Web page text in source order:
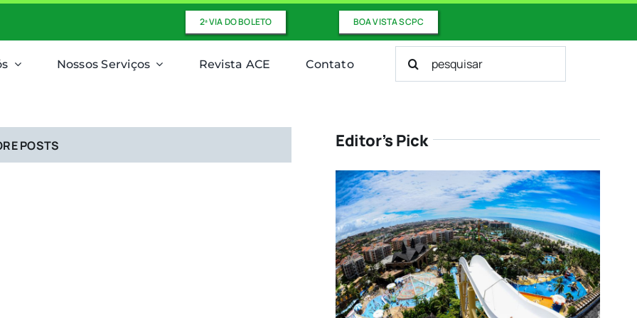
2ª VIA DO BOLETO BOA VISTA SCPC
Nossos Serviços Revista ACE Contato
Buscar
resultados
POSTS Editor’s Pick